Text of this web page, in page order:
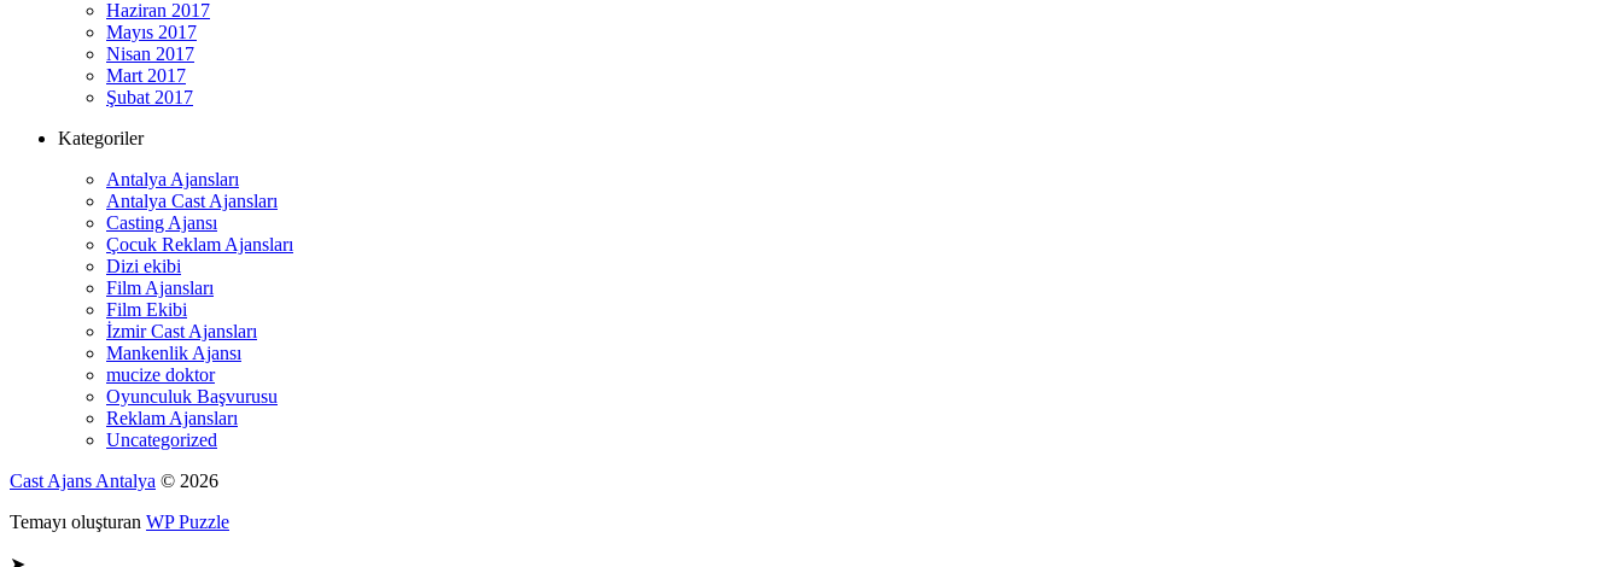
Haziran 2017
Mayıs 2017
Nisan 2017
Mart 2017
Şubat 2017
Kategoriler
Antalya Ajansları
Antalya Cast Ajansları
Casting Ajansı
Çocuk Reklam Ajansları
Dizi ekibi
Film Ajansları
Film Ekibi
İzmir Cast Ajansları
Mankenlik Ajansı
mucize doktor
Oyunculuk Başvurusu
Reklam Ajansları
Uncategorized
Cast Ajans Antalya © 2026
Temayı oluşturan WP Puzzle